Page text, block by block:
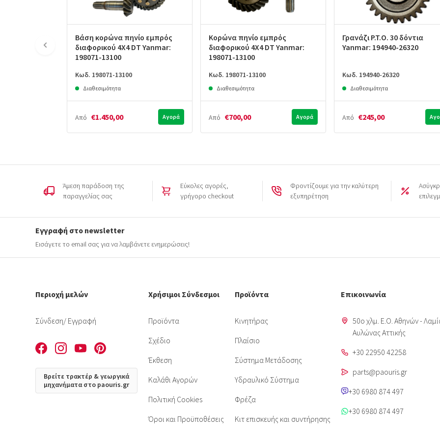
Βάση κορώνα πηνίο εμπρός
διαφορικού 4X4 DT Yanmar:
198071-13100
Κωδ. 198071-13100
Διαθεσιμότητα
Από €1.450,00 Αγορά
Κορώνα πηνίο εμπρός
διαφορικού 4X4 DT Yanmar:
198071-13100
Κωδ. 198071-13100
Διαθεσιμότητα
Από €700,00 Αγορά
Γρανάζι P.T.O. 30 δόντια
Yanmar: 194940-26320
Κωδ. 194940-26320
Διαθεσιμότητα
Από €245,00
Άμεση παράδοση της
παραγγελίας σας
Εύκολες αγορές,
γρήγορο checkout
Φροντίζουμε για την καλύτερη
εξυπηρέτηση
Εγγραφή στο newsletter
Εισάγετε το email σας για να λαμβάνετε ενημερώσεις!
Περιοχή μελών
Σύνδεση/ Εγγραφή
Βρείτε τρακτέρ & γεωργικά
μηχανήματα στο paouris.gr
Χρήσιμοι Σύνδεσμοι
Προϊόντα
Σχέδιο
Έκθεση
Καλάθι Αγορών
Πολιτική Cookies
Όροι και Προϋποθέσεις
Προϊόντα
Κινητήρας
Πλαίσιο
Σύστημα Μετάδοσης
Υδραυλικό Σύστημα
Φρέζα
Κιτ επισκευής και συντήρησης
Επικοινωνία
50o χλμ. Ε.Ο. Αθηνών -
Aυλώνας Αττικής
+30 22950 42258
parts@paouris.gr
+30 6980 874 497
+30 6980 874 497